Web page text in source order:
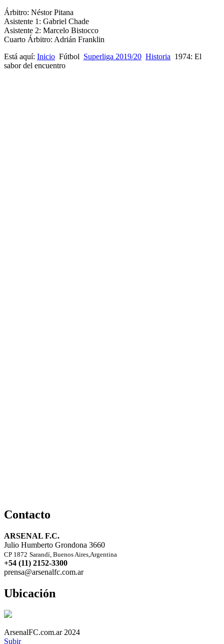
Árbitro: Néstor Pitana
Asistente 1: Gabriel Chade
Asistente 2: Marcelo Bistocco
Cuarto Árbitro: Adrián Franklin
Está aquí: Inicio Fútbol Superliga 2019/20 Historia 1974: El
sabor del encuentro
Contacto
ARSENAL F.C.
Julio Humberto Grondona 3660
CP 1872 Sarandí, Buenos Aires,Argentina
+54 (11) 2152-3300
prensa@arsenalfc.com.ar
Ubicación
ArsenalFC.com.ar 2024
Subir